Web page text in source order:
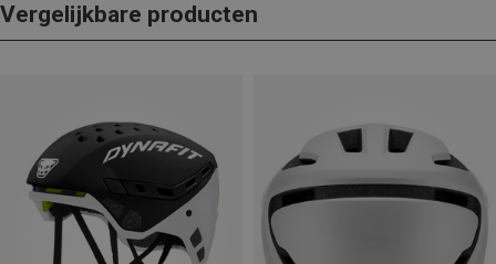
Vergelijkbare producten